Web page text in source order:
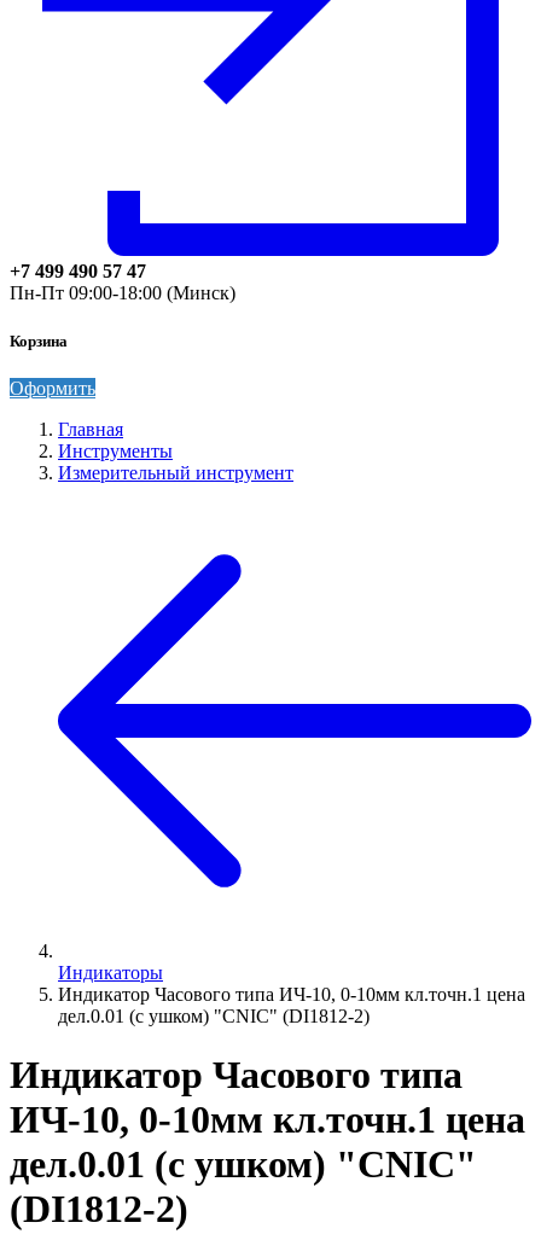
+7 499 490 57 47
Пн-Пт 09:00-18:00 (Минск)
Корзина
Оформить
Главная
Инструменты
Измерительный инструмент
Индикаторы
Индикатор Часового типа ИЧ-10, 0-10мм кл.точн.1 цена
дел.0.01 (с ушком) "CNIC" (DI1812-2)
Индикатор Часового типа
ИЧ-10, 0-10мм кл.точн.1 цена
дел.0.01 (с ушком) "CNIC"
(DI1812-2)